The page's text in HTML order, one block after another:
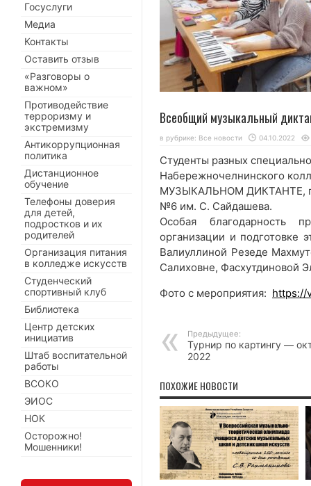
Всеобщий музыкальный
в рубрике: Все новости 04.10.2022
Студенты разных
Набережночелнинского
МУЗЫКАЛЬНОМ ДИКТАНТЕ,
№6 им. С. Сайдашева.
Особая благодарность
организации и подготовке
Валиуллиной Резеде
Салиховне, Фасхутдиновой
Фото с мероприятия: https://
Предыдущее:
Турнир по картингу —
2022
ПОХОЖИЕ НОВОСТИ
Госуслуги
Медиа
Контакты
Оставить отзыв
«Разговоры о
важном»
Противодействие
терроризму и
экстремизму
Антикоррупционная
политика
Дистанционное
обучение
Телефоны доверия
для детей,
подростков и их
родителей
Организация питания
в колледже искусств
Студенческий
спортивный клуб
Библиотека
Центр детских
инициатив
Штаб воспитательной
работы
ВСОКО
ЭИОС
НОК
Осторожно!
Мошенники!